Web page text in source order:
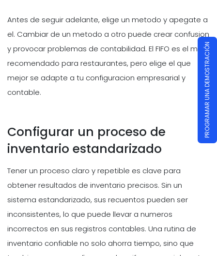
Antes de seguir adelante, elige un metodo y apegate a
el. Cambiar de un metodo a otro puede crear confusion
y provocar problemas de contabilidad. El FIFO es el mas
recomendado para restaurantes, pero elige el que
mejor se adapte a tu configuracion empresarial y
contable.
Configurar un proceso de
inventario estandarizado
Tener un proceso claro y repetible es clave para
obtener resultados de inventario precisos. Sin un
sistema estandarizado, sus recuentos pueden ser
inconsistentes, lo que puede llevar a numeros
incorrectos en sus registros contables. Una rutina de
inventario confiable no solo ahorra tiempo, sino que
PROGRAMAR UNA DEMOSTRACIÓN